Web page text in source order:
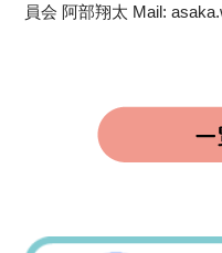
員会 阿部翔太 Mail: